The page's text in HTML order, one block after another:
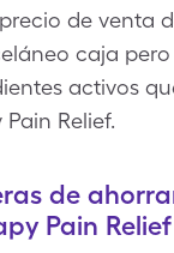
de venta
caja
activos
Relief.
de
Pain Relief